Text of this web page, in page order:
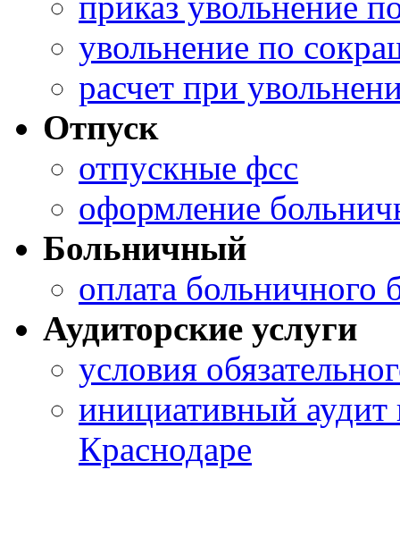
увольнение по
расчет при
Отпуск
отпускные фсс
оформление
Больничный
оплата больничного
Аудиторские услуги
условия
инициативный
Краснодаре